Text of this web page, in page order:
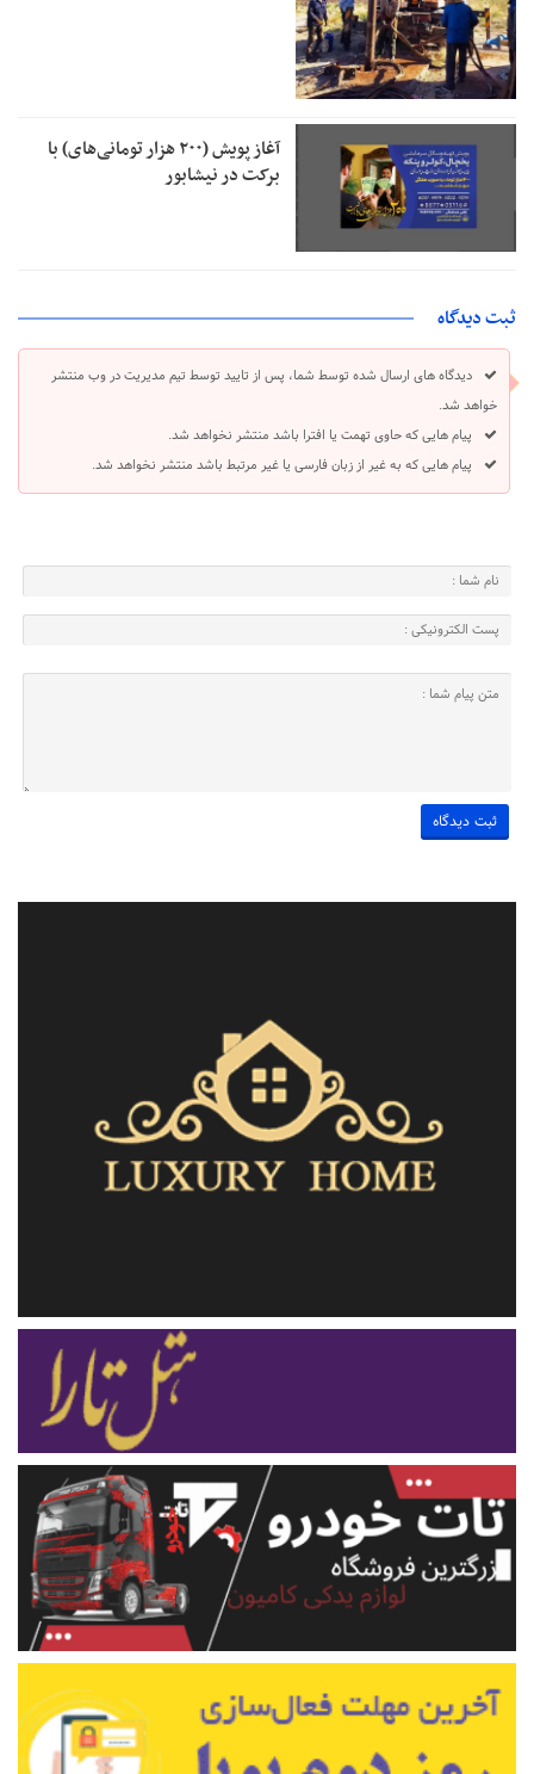
آغاز پویش (۲۰۰ هزار تومانی‌های) با
برکت در نیشابور
ثبت دیدگاه
دیدگاه های ارسال شده توسط شما، پس از تایید توسط تیم مدیریت در وب منتشر
خواهد شد.
پیام هایی که حاوی تهمت یا افترا باشد منتشر نخواهد شد.
پیام هایی که به غیر از زبان فارسی یا غیر مرتبط باشد منتشر نخواهد شد.